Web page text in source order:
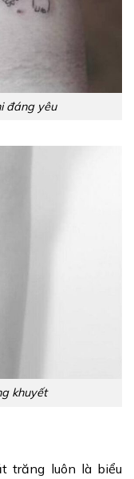
đáng yêu
khuyết
trăng luôn là biểu